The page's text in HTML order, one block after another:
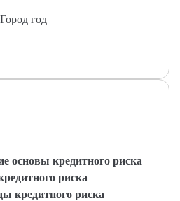
Город год
основы кредитного риска
риска
кредитного риска